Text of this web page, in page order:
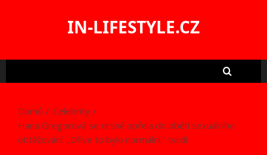
IN-LIFESTYLE.CZ
Domů
Celebrity
Hana Gregorová se drsně opřela do obětí sexuálního
obtěžování: „Dříve to bylo normální,“ tvrdí